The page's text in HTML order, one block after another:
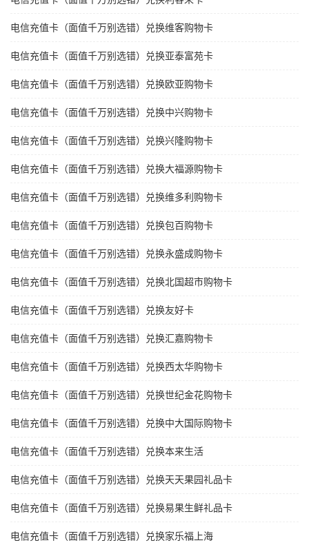
电信充值卡（面值千万别选错）兑换维客购物卡
电信充值卡（面值千万别选错）兑换亚泰富苑卡
电信充值卡（面值千万别选错）兑换欧亚购物卡
电信充值卡（面值千万别选错）兑换中兴购物卡
电信充值卡（面值千万别选错）兑换兴隆购物卡
电信充值卡（面值千万别选错）兑换大福源购物卡
电信充值卡（面值千万别选错）兑换维多利购物卡
电信充值卡（面值千万别选错）兑换包百购物卡
电信充值卡（面值千万别选错）兑换永盛成购物卡
电信充值卡（面值千万别选错）兑换北国超市购物卡
电信充值卡（面值千万别选错）兑换友好卡
电信充值卡（面值千万别选错）兑换汇嘉购物卡
电信充值卡（面值千万别选错）兑换西太华购物卡
电信充值卡（面值千万别选错）兑换世纪金花购物卡
电信充值卡（面值千万别选错）兑换中大国际购物卡
电信充值卡（面值千万别选错）兑换本来生活
电信充值卡（面值千万别选错）兑换天天果园礼品卡
电信充值卡（面值千万别选错）兑换易果生鲜礼品卡
电信充值卡（面值千万别选错）兑换家乐福上海